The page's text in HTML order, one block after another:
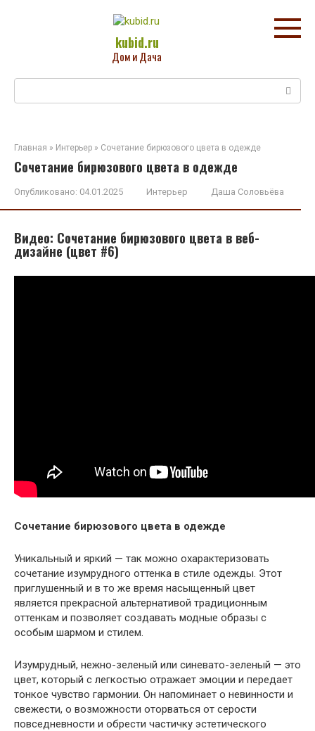
kubid.ru
Дом и Дача
Главная » Интерьер » Сочетание бирюзового цвета в одежде
Сочетание бирюзового цвета в одежде
Опубликовано: 04.01.2025 Интерьер Даша Соловьёва
Видео: Сочетание бирюзового цвета в веб-
дизайне (цвет #6)
Сочетание бирюзового цвета в одежде
Уникальный и яркий — так можно охарактеризовать
сочетание изумрудного оттенка в стиле одежды. Этот
приглушенный и в то же время насыщенный цвет
является прекрасной альтернативой традиционным
оттенкам и позволяет создавать модные образы с
особым шармом и стилем.
Изумрудный, нежно-зеленый или синевато-зеленый — это
цвет, который с легкостью отражает эмоции и передает
тонкое чувство гармонии. Он напоминает о невинности и
свежести, о возможности оторваться от серости
повседневности и обрести частичку эстетического